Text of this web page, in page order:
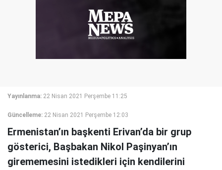
Yayınlanma: 22 Nisan 2021 Perşembe 11:25
Güncelleme: 22 Nisan 2021 Perşembe 12:03
Ermenistan’ın başkenti Erivan’da bir grup
gösterici, Başbakan Nikol Paşinyan’ın
girememesini istedikleri için kendilerini